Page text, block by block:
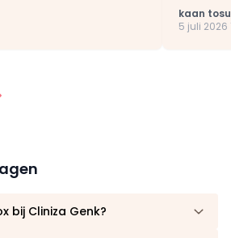
kaan
5 juli 2026
bij Cliniza Genk?